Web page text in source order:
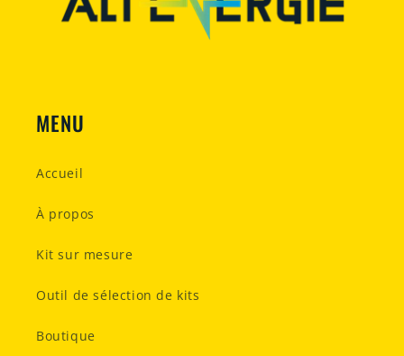
MENU
Accueil
À propos
Kit sur mesure
Outil de sélection de kits
Boutique